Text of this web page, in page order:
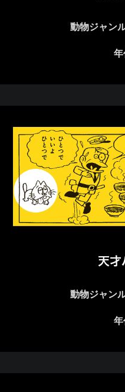
動物ジャン
年
天才
動物ジャン
年